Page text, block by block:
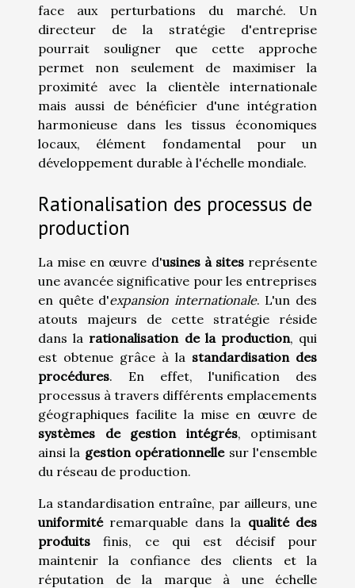
face aux perturbations du marché. Un
directeur de la stratégie d'entreprise
pourrait souligner que cette approche
permet non seulement de maximiser la
proximité avec la clientèle internationale
mais aussi de bénéficier d'une intégration
harmonieuse dans les tissus économiques
locaux, élément fondamental pour un
développement durable à l'échelle mondiale.
Rationalisation des processus de
production
La mise en œuvre d'usines à sitesreprésente
une avancée significative pour les entreprises
en quête d'expansion internationale. L'un des
atouts majeurs de cette stratégie réside
dans la rationalisation de la production, qui
est obtenue grâce à la standardisation des
procédures. En effet, l'unification des
processus à travers différents emplacements
géographiques facilite la mise en œuvre de
systèmes de gestion intégrés, optimisant
ainsi la gestion opérationnellesur l'ensemble
du réseau de production.
La standardisation entraîne, par ailleurs, une
uniformitéremarquable dans la qualité des
produits finis, ce qui est décisif pour
maintenir la confiance des clients et la
réputation de la marque à une échelle